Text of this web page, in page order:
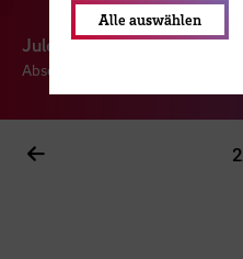
Jule
Absolventin Medieninformatik
2
Alle auswählen